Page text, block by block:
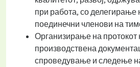
при работа, со делегирање
поединечни членови на
Организирање на протокот
производствена
спроведување и следење